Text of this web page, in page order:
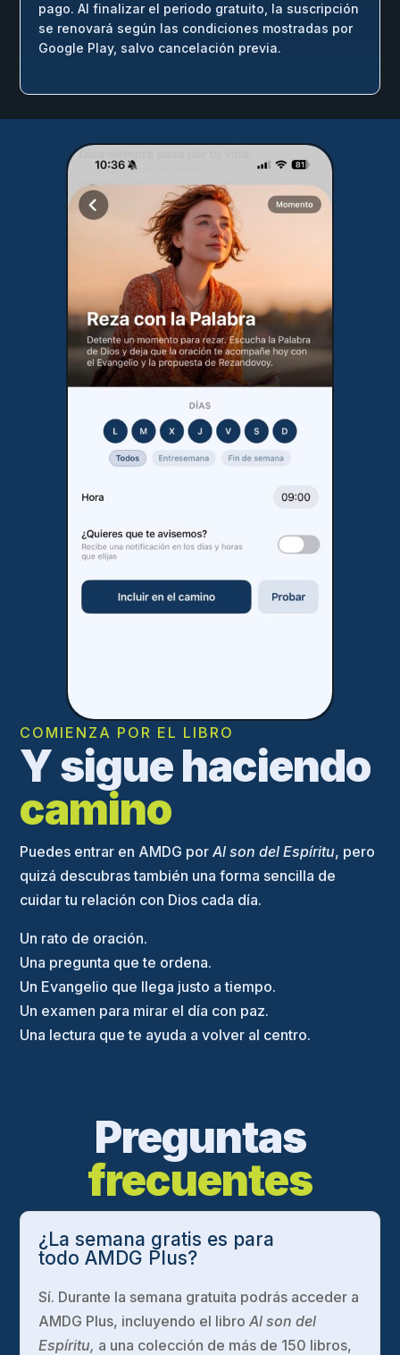
pago. Al finalizar el periodo gratuito, la suscripción
se renovará según las condiciones mostradas por
Google Play, salvo cancelación previa.
COMIENZA POR EL LIBRO
Y sigue haciendo
camino
Puedes entrar en AMDG porAl son del Espíritu, pero
quizá descubras también una forma sencilla de
cuidar tu relación con Dios cada día.
Un rato de oración.
Una pregunta que te ordena.
Un Evangelio que llega justo a tiempo.
Un examen para mirar el día con paz.
Una lectura que te ayuda a volver al centro.
Preguntas
frecuentes
¿La semana gratis es para
todo AMDG Plus?
Sí. Durante la semana gratuita podrás acceder a
AMDG Plus, incluyendo el libroAl son del
Espíritu, a una colección de más de 150 libros,